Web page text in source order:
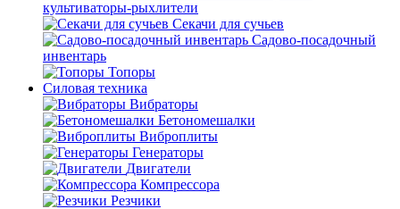
культиваторы-рыхлители
Секачи для сучьев
Садово-посадочный
инвентарь
Топоры
Силовая техника
Вибраторы
Бетономешалки
Виброплиты
Генераторы
Двигатели
Компрессора
Резчики